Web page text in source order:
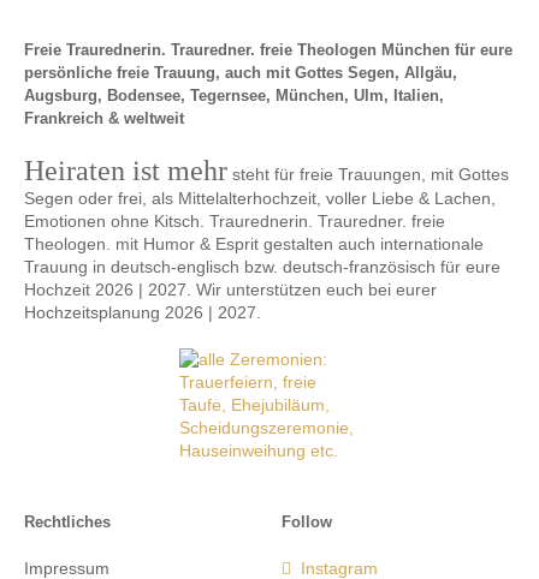
Rechtliches
Impressum
Freie Traurednerin. Trauredner. freie Theologen München für eure
persönliche freie Trauung, auch mit Gottes Segen, Allgäu,
Augsburg, Bodensee, Tegernsee, München, Ulm, Italien,
Frankreich & weltweit
Heiraten ist mehr steht für freie Trauungen, mit Gottes
Segen oder frei, als Mittelalterhochzeit, voller Liebe & Lachen,
Emotionen ohne Kitsch. Traurednerin. Trauredner. freie
Theologen. mit Humor & Esprit gestalten auch internationale
Trauung in deutsch-englisch bzw. deutsch-französisch für eure
Hochzeit 2026 | 2027. Wir unterstützen euch bei eurer
Hochzeitsplanung 2026 | 2027.
Follow
Instagram